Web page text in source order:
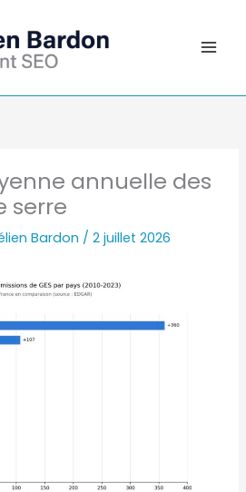
annuelle des
serre
Bardon /2 juillet 2026